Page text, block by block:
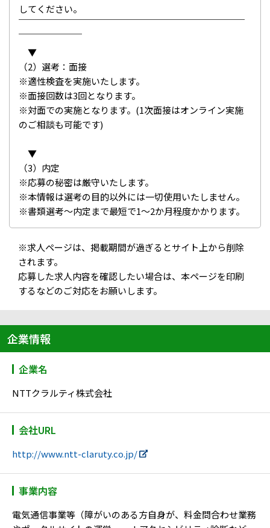
してください。
￣￣￣￣￣￣￣￣￣￣￣￣￣￣￣￣￣￣￣￣￣￣￣￣￣
￣￣￣￣￣￣￣
▼
（2）選考：面接
※適性検査を実施いたします。
※面接回数は3回となります。
※対面での実施となります。(1次面接はオンライン実施
のご相談も可能です)
▼
（3）内定
※応募の秘密は厳守いたします。
※本情報は選考の目的以外には一切使用いたしません。
※書類選考～内定まで最短で1～2か月程度かかります。
※求人ページは、掲載期間が過ぎるとサイト上から削除
されます。
応募した求人内容を確認したい場合は、本ページを印刷
するなどのご対応をお願いします。
企業情報
企業名
NTTクラルティ株式会社
会社URL
http://www.ntt-claruty.co.jp/
事業内容
電気通信事業等（障がいのある方自身が、料金問合わせ業務